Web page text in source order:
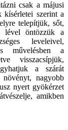
csak a májusi
kísérletei szerint a
telepítjük, sőt,
lével öntözzük a
leveleivel,
művelésben a
visszacsípjük,
a szárát
növényt, nagyobb
nyert gyökérzet
amikben